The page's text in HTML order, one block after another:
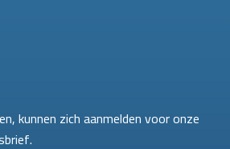
kunnen zich aanmelden voor onze